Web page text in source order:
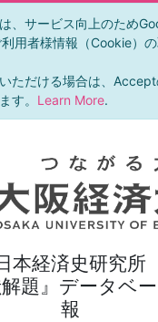
、サービス向上のため
用者様情報（Cookie）
ただける場合は、Accept
す。 Learn More.
本経済史研究所
解題』データベ
報